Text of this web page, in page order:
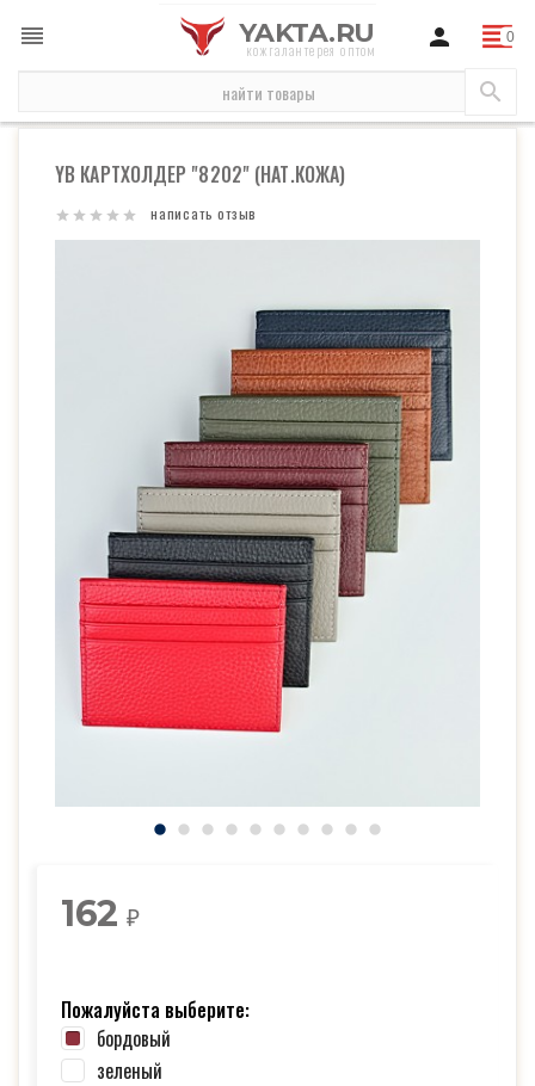
YAKTA.RU
кожгалантерея оптом
YB Картхолдер "8202" (нат.кожа)
YB КАРТХОЛДЕР "8202" (НАТ.КОЖА)
написать отзыв
162 ₽
Пожалуйста выберите:
бордовый
зеленый